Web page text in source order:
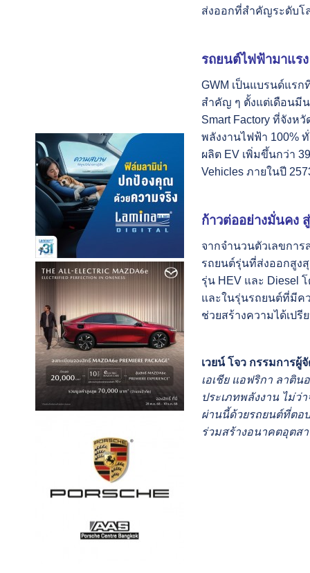
ส่งออกที่สำคัญระดับโ
รถยนต์ไฟฟ้ามาแร
GWM เป็นแบรนด์แรก
สำคัญ ๆ ตั้งแต่เดือนมี
Smart Factory ที่จังห
พลังงานไฟฟ้า 100%
ผลิต EV เพิ่มขึ้นกว่า
Vehicles ภายในปี
ก้าวต่ออย่างมั่นคง
จากจำนวนตัวเลขการ
รถยนต์รุ่นที่ส่งออกสูงสุ
รุ่น HEV และ Diesel
และในรุ่นรถยนต์ที่มีค
ช่วยสร้างความได้เปรี
เวยน์ โจว กรรมการผู้
เอเชีย แอฟริกา ลาติน
ประเภทพลังงาน ไม่ว่
ผ่านนี้ด้วยรถยนต์ที่ตอ
ร่วมสร้างอนาคตอุตส